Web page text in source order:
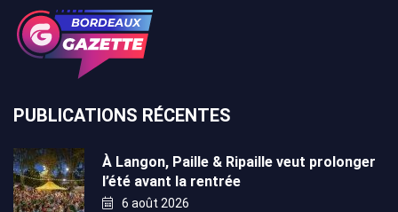
PUBLICATIONS RÉCENTES
À Langon, Paille & Ripaille veut prolonger
l’été avant la rentrée
6 août 2026